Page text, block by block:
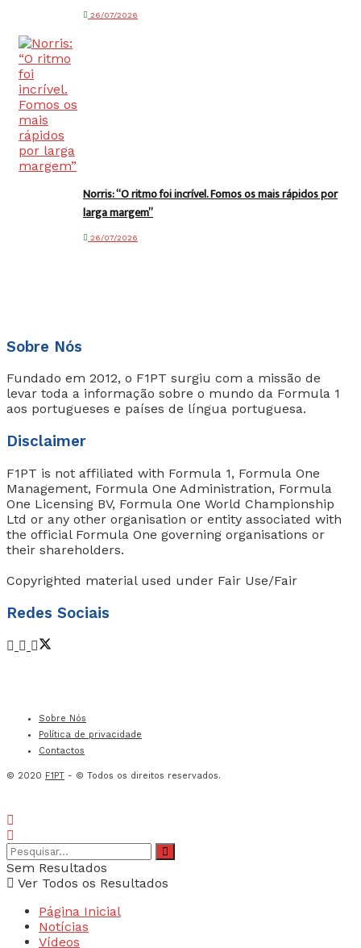
26/07/2026
Norris: “O ritmo foi incrível. Fomos os mais rápidos por
larga margem”
26/07/2026
Sobre Nós
Fundado em 2012, o F1PT surgiu com a missão de
levar toda a informação sobre o mundo da Formula 1
aos portugueses e países de língua portuguesa.
Disclaimer
F1PT is not affiliated with Formula 1, Formula One
Management, Formula One Administration, Formula
One Licensing BV, Formula One World Championship
Ltd or any other organisation or entity associated with
the official Formula One governing organisations or
their shareholders.
Copyrighted material used under Fair Use/Fair
Redes Sociais
Sobre Nós
Política de privacidade
Contactos
© 2020 F1PT - © Todos os direitos reservados.
Sem Resultados
Ver Todos os Resultados
Página Inicial
Notícias
Vídeos